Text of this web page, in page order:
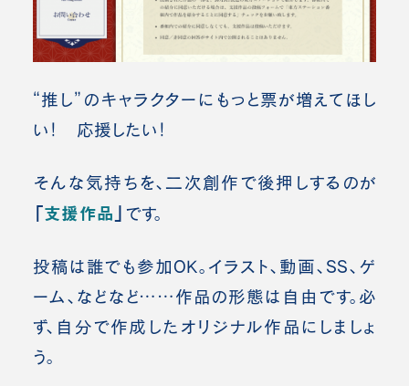
“推し”のキャラクターにもっと票が増えてほし
い！ 応援したい！
そんな気持ちを、二次創作で後押しするのが
「支援作品 」 です。
投稿は誰でも参加OK。 イラスト、動画、SS、ゲ
ーム、などなど……作品の形態は自由です。 必
ず、自分で作成したオリジナル作品にしましょ
う。